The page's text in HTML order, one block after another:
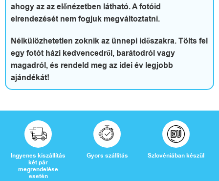
s
z
a
b
a
d
i
d
ő
ahogy az az előnézetben látható. A fotóid
elrendezését nem fogjuk megváltoztatni.
Nélkülözhetetlen zoknik az ünnepi időszakra. Tölts fel
egy fotót házi kedvencedről, barátodról vagy
magadról, és rendeld meg az idei év legjobb
ajándékát!
Ingyenes kiszállítás
két pár
megrendelése
esetén
Gyors szállítás Szlovéniában készül